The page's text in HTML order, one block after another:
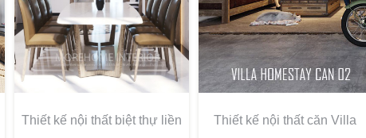
Thiết kế nội thất biệt thự liền Thiết kế nội thất căn Villa